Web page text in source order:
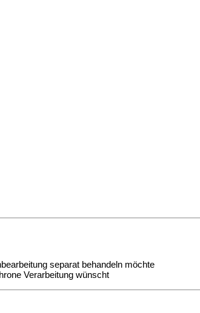
separat behandeln möchte
Verarbeitung wünscht